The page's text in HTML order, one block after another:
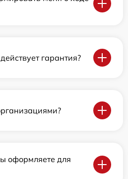
гарантия?
оформляете для